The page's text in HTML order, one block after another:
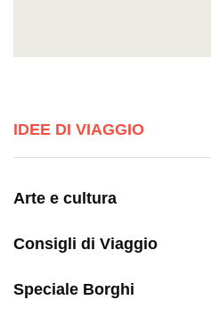
IDEE DI VIAGGIO
Arte e cultura
Consigli di Viaggio
Speciale Borghi